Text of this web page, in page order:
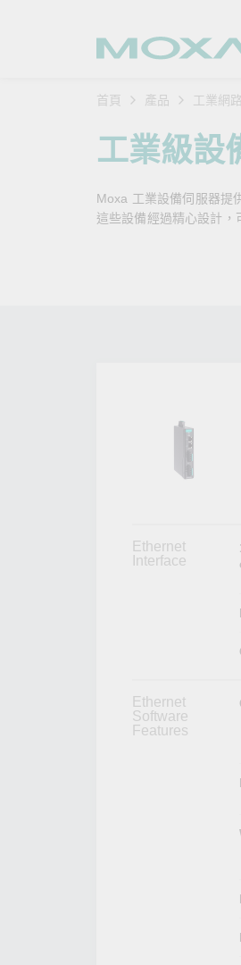
首頁 產品 工業網
工業級設
Moxa 工業設備伺服器提
這些設備經過精心設計，
Ethernet
Interface
Ethernet
Software
Features